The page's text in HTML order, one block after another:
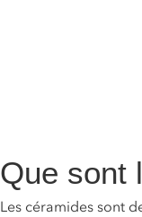
Que sont
Les céramides sont